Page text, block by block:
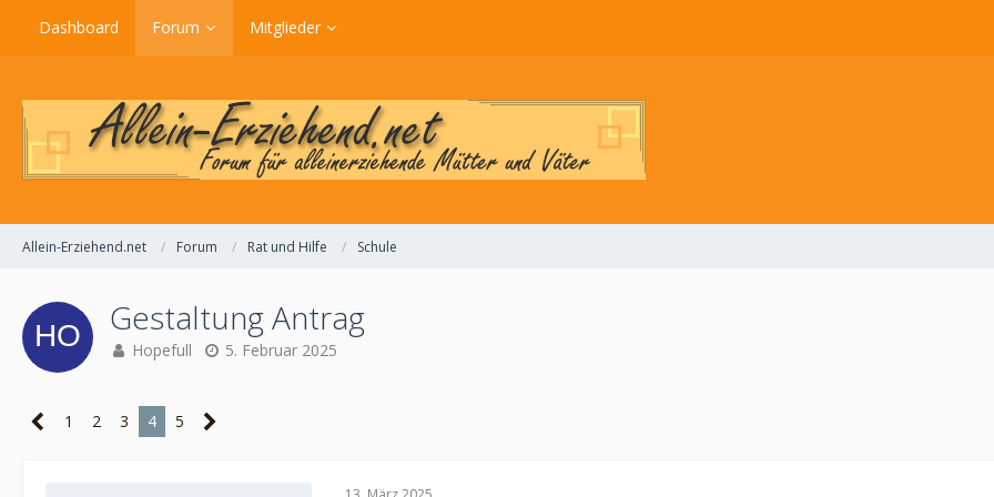
Dashboard Forum Mitglieder
Allein-Erziehend.net Forum Rat und Hilfe Schule
Gestaltung Antrag
Hopefull 5. Februar 2025
1 2 3 4 5